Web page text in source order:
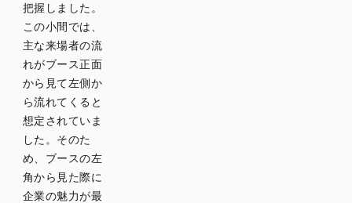
把握しました。
この小間では、
主な来場者の流
れがブース正面
から見て左側か
ら流れてくると
想定されていま
した。そのた
め、ブースの左
角から見た際に
企業の魅力が最